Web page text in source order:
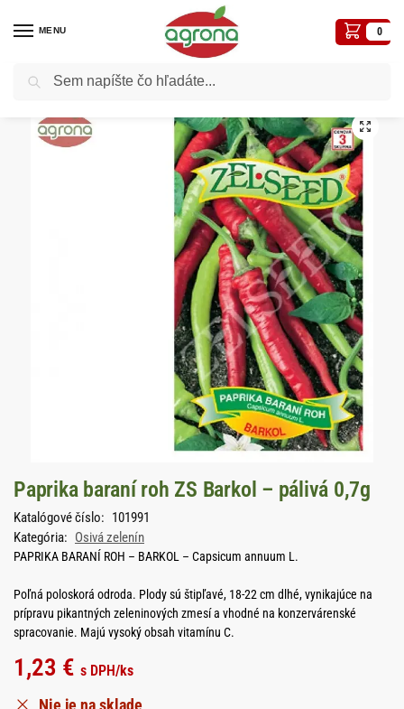
MENU 0
Domov Semená - osivá / Osivá zelenín
Paprika baraní roh ZS Barkol – pálivá 0,7g
Katalógové číslo: 101991
Kategória: Osivá zelenín
PAPRIKA BARANÍ ROH – BARKOL – Capsicum annuum L.
Poľná poloskorá odroda. Plody sú štipľavé, 18-22 cm dlhé, vynikajúce na
prípravu pikantných zeleninových zmesí a vhodné na konzervárenské
spracovanie. Majú vysoký obsah vitamínu C.
1,23 € s DPH/ks
Nie je na sklade